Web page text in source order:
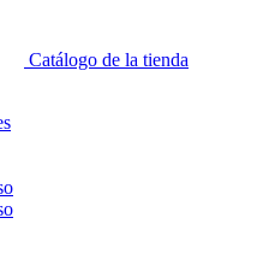
Catálogo de la tienda